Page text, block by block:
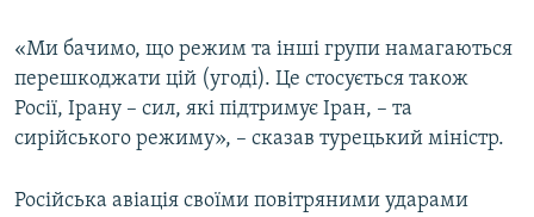
«Ми бачимо, що режим та інші групи намагаються
перешкоджати цій (угоді). Це стосується також
Росії, Ірану – сил, які підтримує Іран, – та
сирійського режиму», – сказав турецький міністр.
Російська авіація своїми повітряними ударами